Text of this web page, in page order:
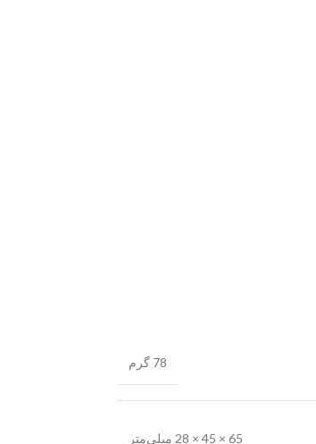
78 گرم
65 × 45 × 28 میلی‌متر